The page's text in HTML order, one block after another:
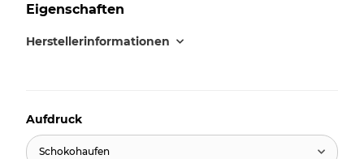
Eigenschaften
Herstellerinformationen
Aufdruck
Schokohaufen